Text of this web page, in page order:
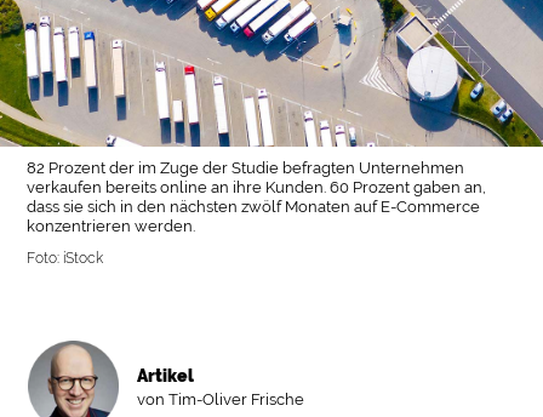
82 Prozent der im Zuge der Studie befragten Unternehmen
verkaufen bereits online an ihre Kunden. 60 Prozent gaben an,
dass sie sich in den nächsten zwölf Monaten auf E-Commerce
konzentrieren werden.
Foto: iStock
Artikel
von Tim-Oliver Frische